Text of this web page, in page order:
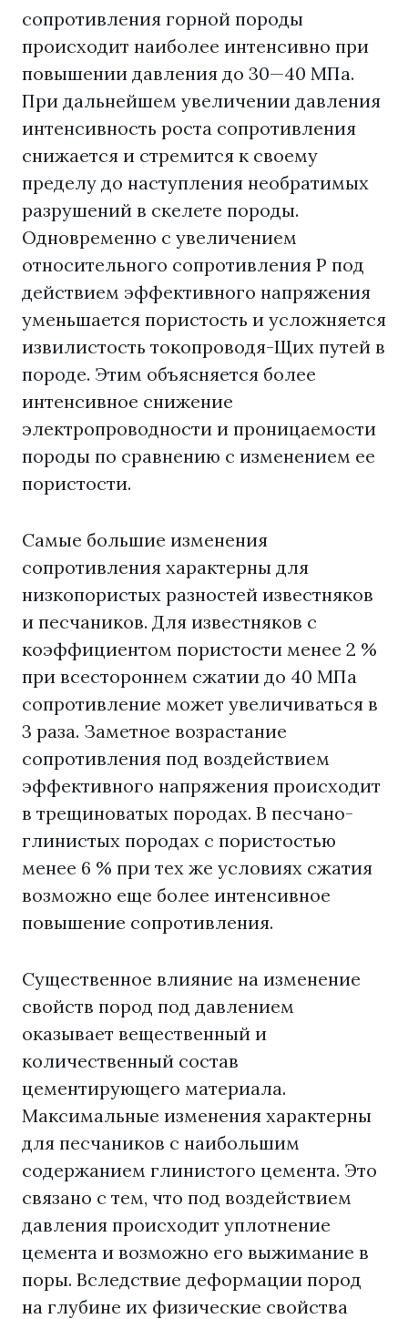
сопротивления горной породы
происходит наиболее интенсивно при
повышении давления до 30—40 МПа.
При дальнейшем увеличении давления
интенсивность роста сопротивления
снижается и стремится к своему
пределу до наступления необратимых
разрушений в скелете породы.
Одновременно с увеличением
относительного сопротивления Р под
действием эффективного напряжения
уменьшается пористость и усложняется
извилистость токопроводя-Щих путей в
породе. Этим объясняется более
интенсивное снижение
электропроводности и проницаемости
породы по сравнению с изменением ее
пористости.
Самые большие изменения
сопротивления характерны для
низкопористых разностей известняков
и песчаников. Для известняков с
коэффициентом пористости менее 2 %
при всестороннем сжатии до 40 МПа
сопротивление может увеличиваться в
3 раза. Заметное возрастание
сопротивления под воздействием
эффективного напряжения происходит
в трещиноватых породах. В песчано-
глинистых породах с пористостью
менее 6 % при тех же условиях сжатия
возможно еще более интенсивное
повышение сопротивления.
Существенное влияние на изменение
свойств пород под давлением
оказывает вещественный и
количественный состав
цементирующего материала.
Максимальные изменения характерны
для песчаников с наибольшим
содержанием глинистого цемента. Это
связано с тем, что под воздействием
давления происходит уплотнение
цемента и возможно его выжимание в
поры. Вследствие деформации пород
на глубине их физические свойства